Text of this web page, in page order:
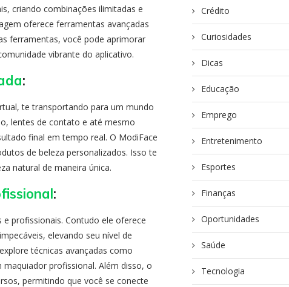
criando combinações ilimitadas e
oferece ferramentas avançadas
ferramentas, você pode aprimorar
vibrante do aplicativo.
:
te transportando para um mundo
lentes de contato e até mesmo
final em tempo real. O ModiFace
de beleza personalizados. Isso te
natural de maneira única.
:
profissionais. Contudo ele oferece
elevando seu nível de
técnicas avançadas como
profissional. Além disso, o
permitindo que você se conecte
Crédito
Curiosidades
Dicas
Educação
Emprego
Entretenimento
Esportes
Finanças
Oportunidades
Saúde
Tecnologia